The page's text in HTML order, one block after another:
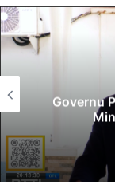
Governu